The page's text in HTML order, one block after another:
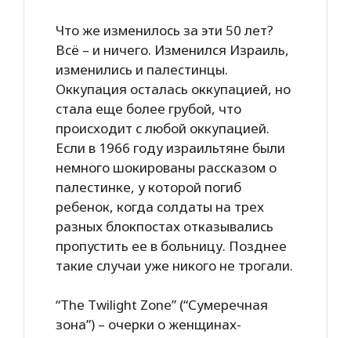
Что же изменилось за эти 50 лет?
Всё – и ничего. Изменился Израиль,
изменились и палестинцы.
Оккупация осталась оккупацией, но
стала еще более грубой, что
происходит с любой оккупацией.
Если в 1966 году израильтяне были
немного шокированы рассказом о
палестинке, у которой погиб
ребенок, когда солдаты на трех
разных блокпостах отказывались
пропустить ее в больницу. Позднее
такие случаи уже никого не трогали.
“The Twilight Zone” (“Сумеречная
зона”) – очерки о женщинах-